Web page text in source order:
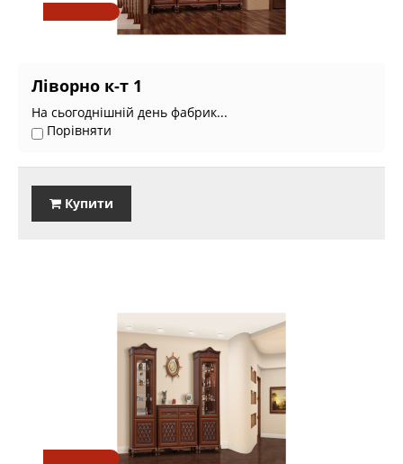
Ліворно к-т 1
На сьогоднішній день фабрик...
Порівняти
Купити